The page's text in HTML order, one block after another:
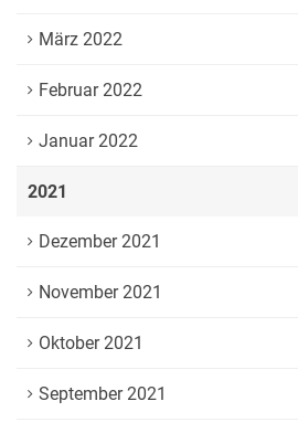
März 2022
Februar 2022
Januar 2022
2021
Dezember 2021
November 2021
Oktober 2021
September 2021